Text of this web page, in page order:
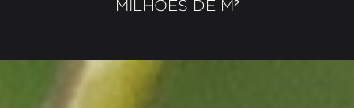
MILHÕES DE M²